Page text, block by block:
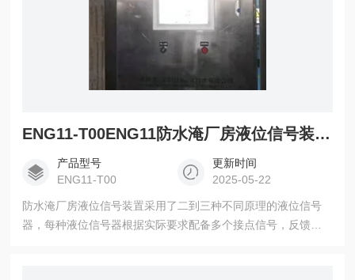
ENG11-T00ENG11防水淹厂房液位信号装置CLAKE
产品型号
ENG11-T00
更新时间
2025-05-22
防水淹厂房液位信号装置采用了二到三种不同原理的液位信号
器，每种液位信号器根据实际要求配备多个接点信号，反馈不